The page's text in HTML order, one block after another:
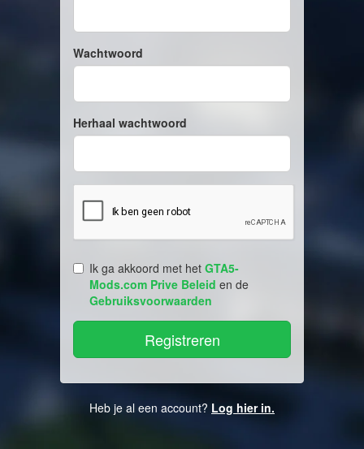
Wachtwoord
Herhaal wachtwoord
Ik ga akkoord met het GTA5-
Mods.com Prive Beleid en de
Gebruiksvoorwaarden
Heb je al een account? Log hier in.